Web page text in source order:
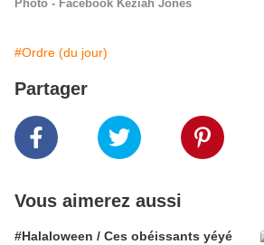
Photo - Facebook Keziah Jones
#Ordre (du jour)
Partager
Vous aimerez aussi
#Halaloween / Ces obéissants yéyé